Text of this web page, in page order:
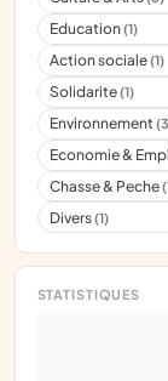
Education(1)
Action sociale(1)
Solidarite(1)
Environnement
Economie &
Chasse & Peche
Divers(1)
STATISTIQUES